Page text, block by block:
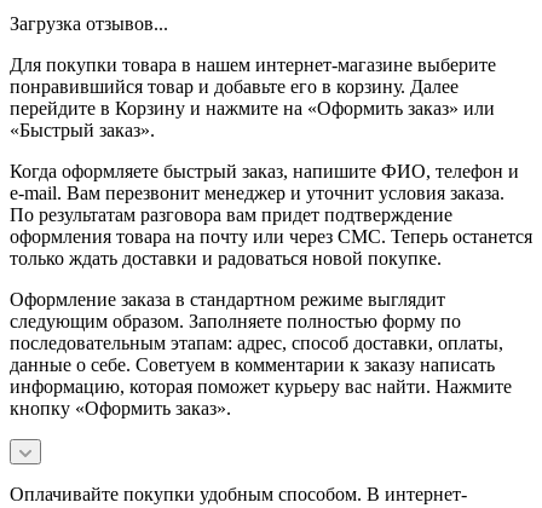
Загрузка отзывов...
Для покупки товара в нашем интернет-магазине выберите
понравившийся товар и добавьте его в корзину. Далее
перейдите в Корзину и нажмите на «Оформить заказ» или
«Быстрый заказ».
Когда оформляете быстрый заказ, напишите ФИО, телефон и
e-mail. Вам перезвонит менеджер и уточнит условия заказа.
По результатам разговора вам придет подтверждение
оформления товара на почту или через СМС. Теперь останется
только ждать доставки и радоваться новой покупке.
Оформление заказа в стандартном режиме выглядит
следующим образом. Заполняете полностью форму по
последовательным этапам: адрес, способ доставки, оплаты,
данные о себе. Советуем в комментарии к заказу написать
информацию, которая поможет курьеру вас найти. Нажмите
кнопку «Оформить заказ».
Оплачивайте покупки удобным способом. В интернет-